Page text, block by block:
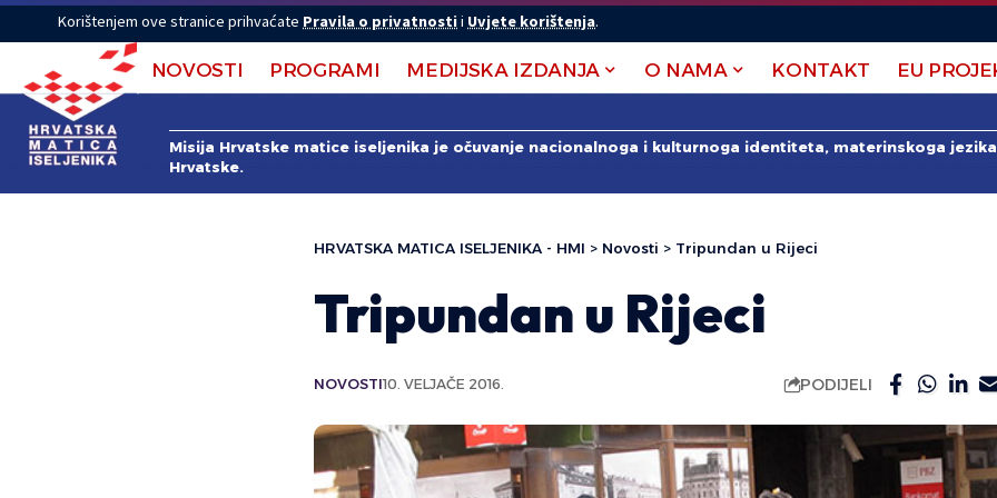
Korištenjem ove stranice prihvaćate Pravila o privatnostii Uvjete korištenja.
NOVOSTI PROGRAMI MEDIJSKA IZDANJA O NAMA KONTAKT EU
Misija Hrvatske matice iseljenika je očuvanje nacionalnoga i kulturnoga identiteta, materinskoga
Hrvatske.
HRVATSKA MATICA ISELJENIKA - HMI > Novosti > Tripundan u Rijeci
Tripundan u Rijeci
NOVOSTI10. VELJAČE 2016. PODIJELI